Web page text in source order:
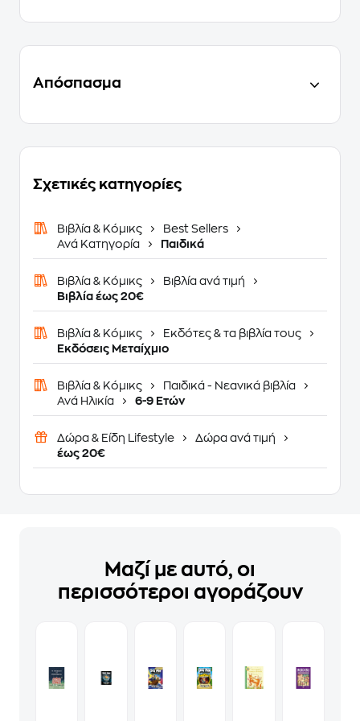
Απόσπασμα
Σχετικές κατηγορίες
Βιβλία & Κόμικς
Best Sellers
Ανά Κατηγορία
Παιδικά
Βιβλία & Κόμικς
Βιβλία ανά τιμή
Βιβλία έως 20€
Βιβλία & Κόμικς
Εκδότες & τα βιβλία τους
Εκδόσεις Μεταίχμιο
Βιβλία & Κόμικς
Παιδικά - Νεανικά βιβλία
Ανά Ηλικία
6-9 Ετών
Δώρα & Είδη Lifestyle
Δώρα ανά τιμή
έως 20€
Μαζί με αυτό, οι
περισσότεροι αγοράζουν